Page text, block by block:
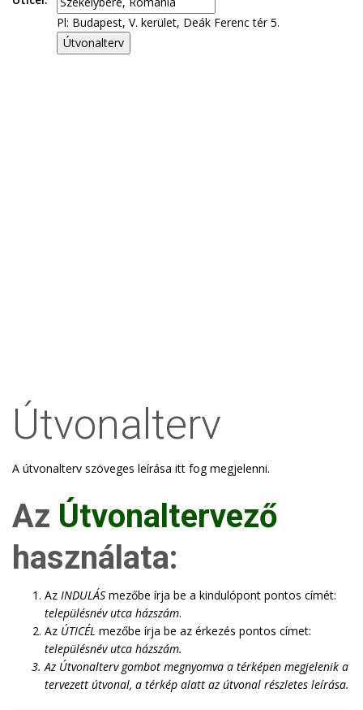
Pl: Budapest, V. kerület, Deák Ferenc tér 5.
Útvonalterv
A útvonalterv szöveges leírása itt fog megjelenni.
Az Útvonaltervező
használata:
Az INDULÁS mezőbe írja be a kindulópont pontos címét:
településnév utca házszám.
Az ÚTICÉL mezőbe írja be az érkezés pontos címet:
településnév utca házszám.
Az Útvonaltervgombot megnyomva a térképen megjelenik a
tervezett útvonal, a térkép alatt az útvonal részletes leírása.